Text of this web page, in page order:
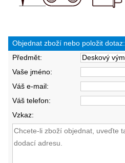
Objednat zboží nebo položit dotaz:
Předmět:
Vaše jméno:
Váš e-mail:
Váš telefon:
Vzkaz: